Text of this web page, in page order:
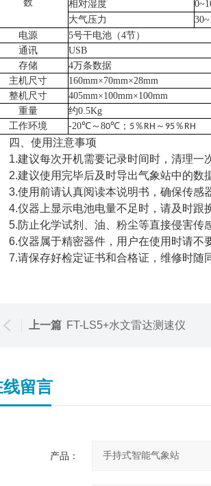
数
相对湿度
大气压力
电源
5号干电池（4节）
通讯
USB
存储
4万条数据
主机尺寸
160mm×70mm×28mm
整机尺寸
405mm×100mm×100mm
重量
约0.5Kg
工作环境
-20℃～80℃； 5％ RH ～ 95％ RH
使用注意事项
议每次开机需要记录时间时，清理一次
议使用完毕后及时导出气象站中的数据
用前请认真阅读本说明书，确保传感器
器上显示电池电量不足时，请及时跟
止化学试剂、油、粉尘等直接侵害传感
器属于精密器件，用户在使用时请不
保存好检定证书和合格证，维修时随同
上一篇 FT-LS5+水文雷达测速仪
线留言
产品：